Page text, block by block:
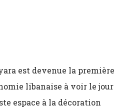
est devenue la première
libanaise à voir le jour
espace à la décoration